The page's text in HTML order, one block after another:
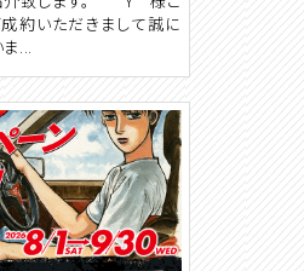
約いただきまして誠に
...